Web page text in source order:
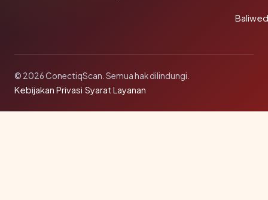
© 2026 ConectiqScan. Semua hak dilindungi.
Kebijakan Privasi·Syarat Layanan